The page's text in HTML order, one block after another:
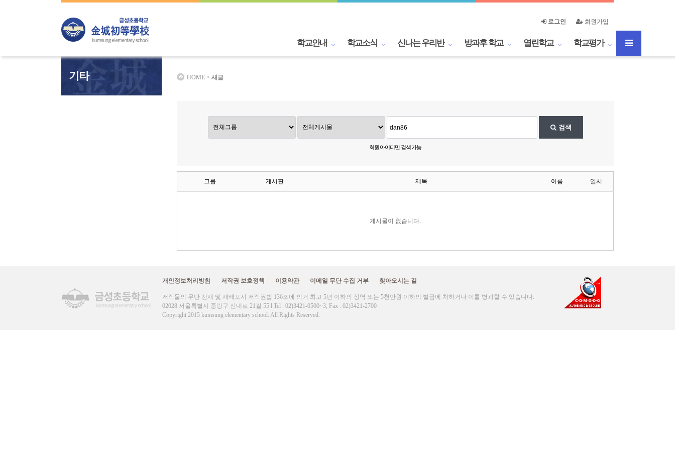
회원가입
로그인
학교안내 학교소식 신나는 우리반 방과후 학교
하위분류
열린학교
하위분류
학교평가
하위분류
기타 HOME > 새글
검색
회원 아이디만 검색 가능
그룹 게시판 제목 이름 일시
게시물이 없습니다.
개인정보처리방침 저작권 보호정책 이용약관 이메일 무단 수집 거부 찾아오시는 길
저작물의 무단 전재 및 재배포시 저작권법 136조에 의거 최고 5년 이하의 징역 또는 5천만원 이하의 벌금에 처하거나 이를 병과할 수 있습니다.
02028 서울특별시 중랑구 신내로 21길 55 l Tel : 02)3421-0500~3, Fax : 02)3421-2700
Copyright 2015 kumsung elementary school. All Rights Reserved.